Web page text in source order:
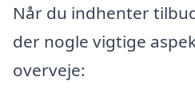
Når du indhenter
der nogle vigtige
overveje: